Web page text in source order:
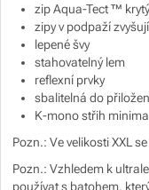
zip Aqua-Tect ™
zipy v podpaží
lepené švy
stahovatelný lem
reflexní prvky
sbalitelná do
K-mono střih
Pozn.: Ve velikosti XXL
Pozn.: Vzhledem k
používat s batohem,
Zobrazit více
Zobrazit více
Zobrazit více
Zobrazit více
Zobrazit více
Zobrazit více
Zobrazit více